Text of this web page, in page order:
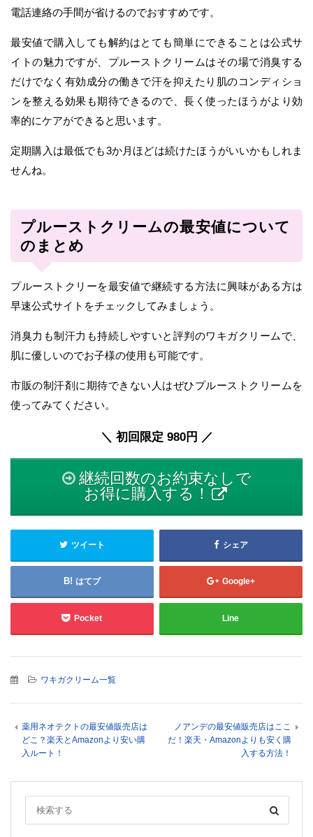
電話連絡の手間が省けるのでおすすめです。
最安値で購入しても解約はとても簡単にできることは公式サ
イトの魅力ですが、プルーストクリームはその場で消臭する
だけでなく有効成分の働きで汗を抑えたり肌のコンディショ
ンを整える効果も期待できるので、長く使ったほうがより効
率的にケアができると思います。
定期購入は最低でも3か月ほどは続けたほうがいいかもしれま
せんね。
プルーストクリームの最安値について
のまとめ
プルーストクリーを最安値で継続する方法に興味がある方は
早速公式サイトをチェックしてみましょう。
消臭力も制汗力も持続しやすいと評判のワキガクリームで、
肌に優しいのでお子様の使用も可能です。
市販の制汗剤に期待できない人はぜひプルーストクリームを
使ってみてください。
＼ 初回限定 980円 ／
継続回数のお約束なしで
お得に購入する！
ツイート シェア
はてブ Google+
Pocket Line
ワキガクリーム一覧
薬用ネオテクトの最安値販売店は
どこ？楽天とAmazonより安い購
入ルート！
ノアンデの最安値販売店はここ
だ！楽天・Amazonよりも安く購
入する方法！